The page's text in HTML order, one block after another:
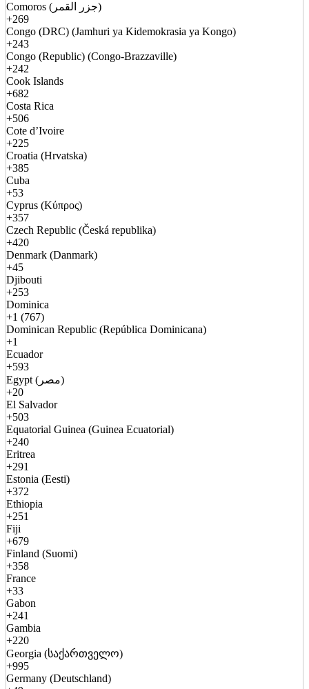
Comoros (جزر القمر)
+269
Congo (DRC) (Jamhuri ya Kidemokrasia ya Kongo)
+243
Congo (Republic) (Congo-Brazzaville)
+242
Cook Islands
+682
Costa Rica
+506
Cote d’Ivoire
+225
Croatia (Hrvatska)
+385
Cuba
+53
Cyprus (Κύπρος)
+357
Czech Republic (Česká republika)
+420
Denmark (Danmark)
+45
Djibouti
+253
Dominica
+1 (767)
Dominican Republic (República Dominicana)
+1
Ecuador
+593
Egypt (مصر)
+20
El Salvador
+503
Equatorial Guinea (Guinea Ecuatorial)
+240
Eritrea
+291
Estonia (Eesti)
+372
Ethiopia
+251
Fiji
+679
Finland (Suomi)
+358
France
+33
Gabon
+241
Gambia
+220
Georgia (საქართველო)
+995
Germany (Deutschland)